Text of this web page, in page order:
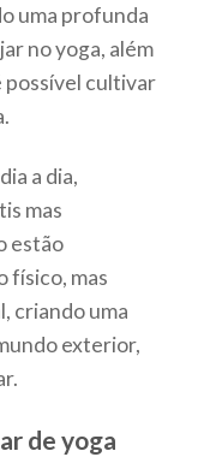
uma profunda
no yoga, além
possível cultivar
a dia,
mas
estão
físico, mas
criando uma
exterior,
de yoga